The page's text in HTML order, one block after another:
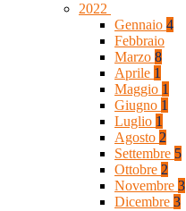
2022
Gennaio 4
Febbraio
Marzo 8
Aprile 1
Maggio 1
Giugno 1
Luglio 1
Agosto 2
Settembre 5
Ottobre 2
Novembre 3
Dicembre 3